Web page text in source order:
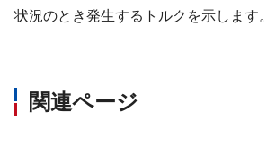
状況のとき発生するトルクを示します。
関連ページ